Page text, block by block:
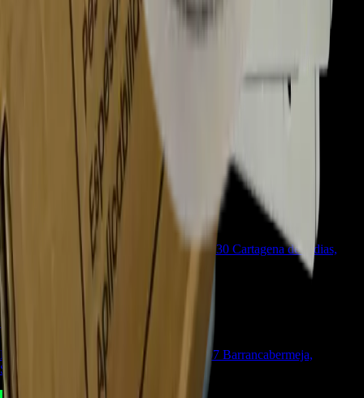
Canal de Ventas!!
💬 Chatear por WhatsApp
📍 UBICACIONES Y SUCURSALES
Visítanos en cualquiera de nuestras tiendas
📍 TIENDA
Calle. 31 #57-106. CC Ejecutivos Local 130 Cartagena de Indias,
Bolívar
📍 BARRANCABERMEJA TIENDA
Barrio Colombia, Cl. 49 #15-66 Local 107 Barrancabermeja,
Santander